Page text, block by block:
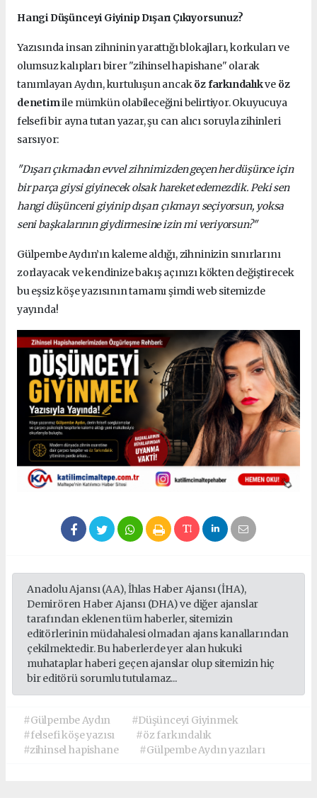
Hangi Düşünceyi Giyinip Dışarı Çıkıyorsunuz?
Yazısında insan zihninin yarattığı blokajları, korkuları ve
olumsuz kalıpları birer "zihinsel hapishane" olarak
tanımlayan Aydın, kurtuluşun ancaköz farkındalıkve öz
denetimile mümkün olabileceğini belirtiyor. Okuyucuya
felsefi bir ayna tutan yazar, şu can alıcı soruyla zihinleri
sarsıyor:
"Dışarı çıkmadan evvel zihnimizden geçen her düşünce için
bir parça giysi giyinecek olsak hareket edemezdik. Peki sen
hangi düşünceni giyinip dışarı çıkmayı seçiyorsun, yoksa
seni başkalarının giydirmesine izin mi veriyorsun?"
Gülpembe Aydın’ın kaleme aldığı, zihninizin sınırlarını
zorlayacak ve kendinize bakış açınızı kökten değiştirecek
bu eşsiz köşe yazısının tamamı şimdi web sitemizde
yayında!
Anadolu Ajansı (AA), İhlas Haber Ajansı (İHA),
Demirören Haber Ajansı (DHA) ve diğer ajanslar
tarafından eklenen tüm haberler, sitemizin
editörlerinin müdahalesi olmadan ajans kanallarından
çekilmektedir. Bu haberlerde yer alan hukuki
muhataplar haberi geçen ajanslar olup sitemizin hiç
bir editörü sorumlu tutulamaz...
#Gülpembe Aydın
#Düşünceyi Giyinmek
#felsefi köşe yazısı
#öz farkındalık
#zihinsel hapishane
#Gülpembe Aydın yazıları